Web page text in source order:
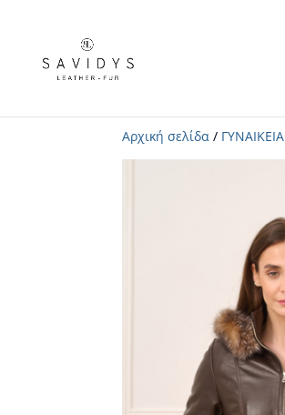
Αρχική σελίδα / ΓΥΝΑΙΚΕΙΑ